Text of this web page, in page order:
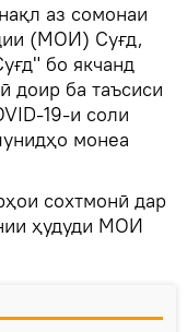
аз сомонаи
(МОИ) Суғд,
бо якчанд
доир ба таъсиси
19-и соли
монеа
сохтмонӣ дар
ҳудуди МОИ